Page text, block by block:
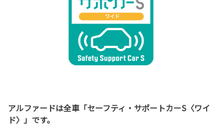
アルファードは全車「セーフティ・サポートカーS〈ワイ
ド〉」です。